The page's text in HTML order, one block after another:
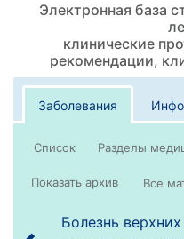
Электронная база
клинические
рекомендации,
Заболевания
Список
Все
Болезнь